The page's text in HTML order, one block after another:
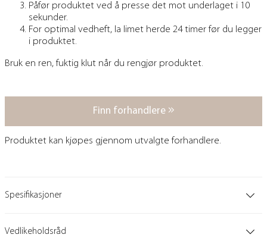
Påfør produktet ved å presse det mot underlaget i 10
sekunder.
For optimal vedheft, la limet herde 24 timer før du legger
i produktet.
Bruk en ren, fuktig klut når du rengjør produktet.
Finn forhandlere
Produktet kan kjøpes gjennom utvalgte forhandlere.
Spesifikasjoner
Vedlikeholdsråd